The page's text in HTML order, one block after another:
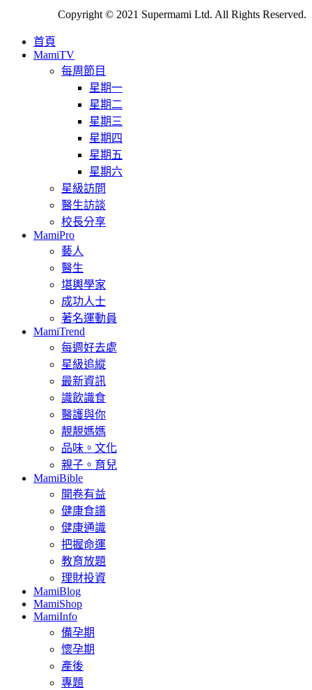
Copyright © 2021 Supermami Ltd. All Rights Reserved.
首頁
MamiTV
每周節目
星期一
星期二
星期三
星期四
星期五
星期六
星級訪問
醫生訪談
校長分享
MamiPro
藝人
醫生
堪輿學家
成功人士
著名運動員
MamiTrend
每週好去處
星級追縱
最新資訊
識飲識食
醫護與你
靚靚媽媽
品味。文化
親子。育兒
MamiBible
開卷有益
健康食譜
健康通識
把握命運
教育放題
理財投資
MamiBlog
MamiShop
MamiInfo
備孕期
懷孕期
產後
專題